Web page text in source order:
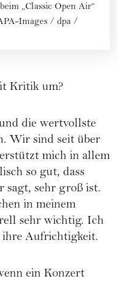
„Classic Open Air“
Images / dpa /
Kritik um?
die wertvollste
Wir sind seit über
mich in allem
so gut, dass
sagt, sehr groß ist.
in meinem
sehr wichtig. Ich
ihre Aufrichtigkeit.
ein Konzert